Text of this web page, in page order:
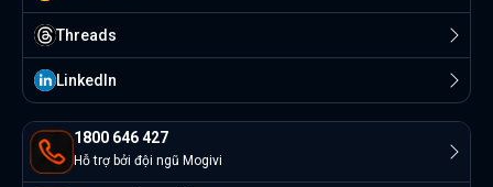
1800 646 427
Hỗ trợ bởi đội ngũ Mogivi
Threads
Linkedln